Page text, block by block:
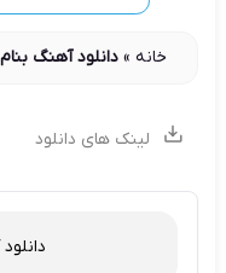
خانه »دانلود آهنگ
لینک های دانلود